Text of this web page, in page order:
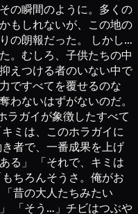
の瞬間のように。多くの
もしれないが、この地の
の朗報だった。 しかし…
。むしろ、子供たちの中
えつける者のいない中で
ですべてを覆せるのな
わないはずがないのだ。
ラガイが象徴したすべて
ミは、このホラガイに
者で、一番成果を上げ
る」 「それで、キミは
ちろんそうさ。俺がお
昔の大人たちみたい
「そう…」チビはつぶや